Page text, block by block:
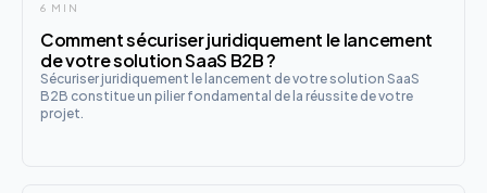
6 MIN
Comment sécuriser juridiquement le lancement
de votre solution SaaS B2B ?
Sécuriser juridiquement le lancement de votre solution SaaS
B2B constitue un pilier fondamental de la réussite de votre
projet.